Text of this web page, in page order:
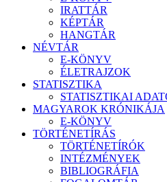
IRATTÁR
KÉPTÁR
HANGTÁR
NÉVTÁR
E-KÖNYV
ÉLETRAJZOK
STATISZTIKA
STATISZTIKAI
MAGYAROK KRÓNIKÁJA
E-KÖNYV
TÖRTÉNETÍRÁS
TÖRTÉNETÍRÓK
INTÉZMÉNYEK
BIBLIOGRÁFIA